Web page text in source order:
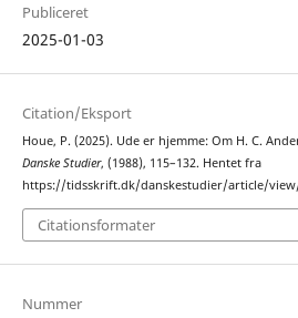
Publiceret
2025-01-03
Citation/Eksport
Houe, P. (2025). Ude er hjemme: Om H. C.
Danske Studier, (1988), 115–132. Hentet fra
https://tidsskrift.dk/danskestudier/article/
Citationsformater
Nummer